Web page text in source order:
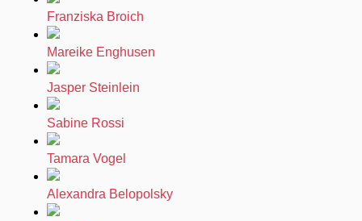
Franziska Broich
Mareike Enghusen
Jasper Steinlein
Sabine Rossi
Tamara Vogel
Alexandra Belopolsky